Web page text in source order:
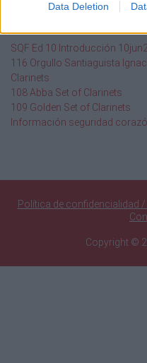
Data Deletion
SQF Ed 10 Introducción
116 Orgullo Santiaguista
Clarinets
108 Abba Set of Clarinets
109 Golden Set of Clarinets
Información seguridad
Política de confidencialidad /
Copyright ©